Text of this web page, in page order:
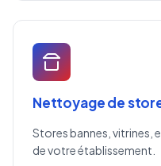
Nettoyage de
Stores bannes, vitrines,
de votre établissement.